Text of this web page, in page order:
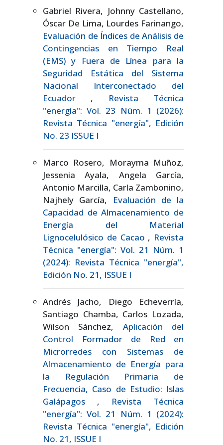
Gabriel Rivera, Johnny Castellano,
Óscar De Lima, Lourdes Farinango,
Evaluación de Índices de Análisis de
Contingencias en Tiempo Real
(EMS) y Fuera de Línea para la
Seguridad Estática del Sistema
Nacional Interconectado del
Ecuador ,
Revista Técnica
"energía": Vol. 23 Núm. 1 (2026):
Revista Técnica "energía", Edición
No. 23 ISSUE I
Marco Rosero, Morayma Muñoz,
Jessenia Ayala, Angela García,
Antonio Marcilla, Carla Zambonino,
Najhely García,
Evaluación de la
Capacidad de Almacenamiento de
Energía del Material
Lignocelulósico de Cacao , Revista
Técnica "energía": Vol. 21 Núm. 1
(2024): Revista Técnica "energía",
Edición No. 21, ISSUE I
Andrés Jacho, Diego Echeverría,
Santiago Chamba, Carlos Lozada,
Wilson Sánchez, Aplicación del
Control Formador de Red en
Microrredes con Sistemas de
Almacenamiento de Energía para
la Regulación Primaria de
Frecuencia, Caso de Estudio: Islas
Galápagos , Revista Técnica
"energía": Vol. 21 Núm. 1 (2024):
Revista Técnica "energía", Edición
No. 21, ISSUE I